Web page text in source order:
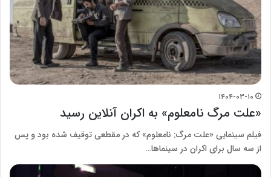
۱۴۰۴-۰۳-۱۰
«علت مرگ نامعلوم» به اکران آنلاین رسید
فیلم سینمایی «علت مرگ: نامعلوم» که در مقطعی توقیف شده بود و پس
از سه سال برای اکران در سینماها…